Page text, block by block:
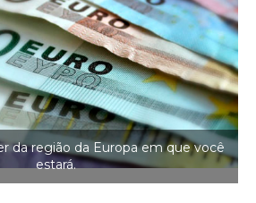
da região da Europa em que você
estará.